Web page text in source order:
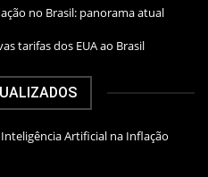
no Brasil: panorama atual
tarifas dos EUA ao Brasil
Artificial na Inflação